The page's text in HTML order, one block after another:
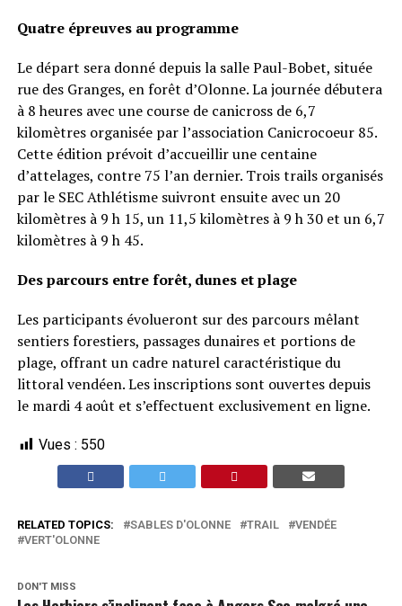
Quatre épreuves au programme
Le départ sera donné depuis la salle Paul-Bobet, située
rue des Granges, en forêt d’Olonne. La journée débutera
à 8 heures avec une course de canicross de 6,7
kilomètres organisée par l’association Canicrocoeur 85.
Cette édition prévoit d’accueillir une centaine
d’attelages, contre 75 l’an dernier. Trois trails organisés
par le SEC Athlétisme suivront ensuite avec un 20
kilomètres à 9 h 15, un 11,5 kilomètres à 9 h 30 et un 6,7
kilomètres à 9 h 45.
Des parcours entre forêt, dunes et plage
Les participants évolueront sur des parcours mêlant
sentiers forestiers, passages dunaires et portions de
plage, offrant un cadre naturel caractéristique du
littoral vendéen. Les inscriptions sont ouvertes depuis
le mardi 4 août et s’effectuent exclusivement en ligne.
Vues : 550
RELATED TOPICS: SABLES D'OLONNE TRAIL
VENDÉE
VERT'OLONNE
DON'T MISS